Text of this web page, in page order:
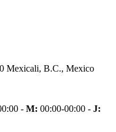
Mexicali, B.C., Mexico
- M: 00:00-00:00 - J: